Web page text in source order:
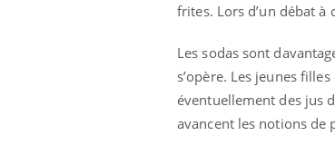
frites. Lors d’un débat
Les sodas sont
s’opère. Les jeunes
éventuellement des jus
avancent les notions de
Eczéma Chronique des Mains
préparer pour l’été ! Youtube
L'été arrive… et avec lui, un tout
rythme de vie ! Vacances, plage,